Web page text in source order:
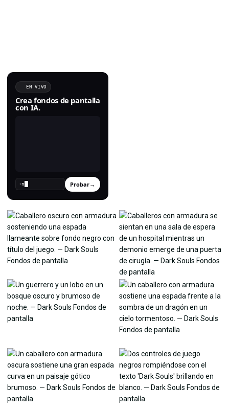
EN VIVO
Crea fondos de pantalla
con IA.
› Probar→